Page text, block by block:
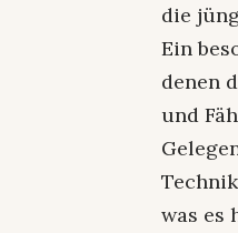
die
Ein
denen
und
was es